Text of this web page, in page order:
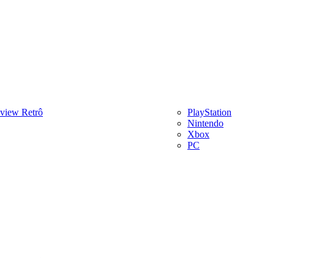
Retrô
PlayStation
Nintendo
Xbox
PC